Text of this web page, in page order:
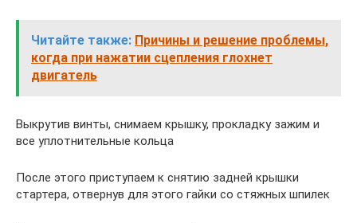
Читайте также: Причины и решение проблемы,
когда при нажатии сцепления глохнет
двигатель
Выкрутив винты, снимаем крышку, прокладку зажим и
все уплотнительные кольца
После этого приступаем к снятию задней крышки
стартера, отвернув для этого гайки со стяжных шпилек